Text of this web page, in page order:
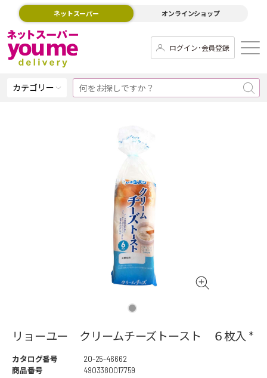
ネットスーパー オンラインショップ
ログイン･会員登録
カテゴリー
リョーユー クリームチーズトースト ６枚入 *
カタログ番号
20-25-46662
商品番号
4903380017759